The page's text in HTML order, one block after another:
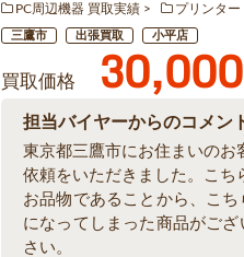
PC周辺機器 買取実績 プリンター
三鷹市 出張買取 小平店
買取価格 30,000
担当バイヤーからのコメン
東京都三鷹市にお住まいの
依頼をいただきました。こち
お品物であることから、こ
になってしまった商品がご
さい。